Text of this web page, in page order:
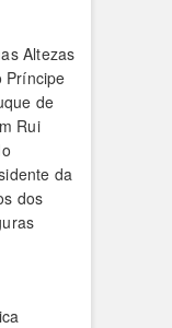
Altezas
Príncipe
de
Rui
da
dos